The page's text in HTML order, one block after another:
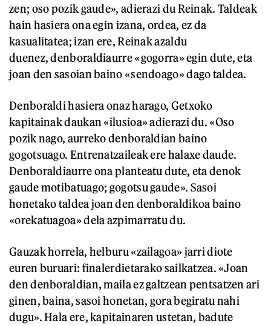
zen; oso pozik gaude», adierazi du Reinak. Taldeak
hain hasiera ona egin izana, ordea, ez da
kasualitatea; izan ere, Reinak azaldu
duenez, denboraldiaurre «gogorra» egin dute, eta
joan den sasoian baino «sendoago» dago taldea.
Denboraldi hasiera onaz harago, Getxoko
kapitainak daukan «ilusioa» adierazi du. «Oso
pozik nago, aurreko denboraldian baino
gogotsuago. Entrenatzaileak ere halaxe daude.
Denboraldiaurre ona planteatu dute, eta denok
gaude motibatuago; gogotsu gaude». Sasoi
honetako taldea joan den denboraldikoa baino
«orekatuagoa» dela azpimarratu du.
Gauzak horrela, helburu «zailagoa» jarri diote
euren buruari: finalerdietarako sailkatzea. «Joan
den denboraldian, maila ez galtzean pentsatzen ari
ginen, baina, sasoi honetan, gora begiratu nahi
dugu». Hala ere, kapitainaren ustetan, badute